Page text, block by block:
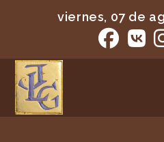
viernes, 07 de